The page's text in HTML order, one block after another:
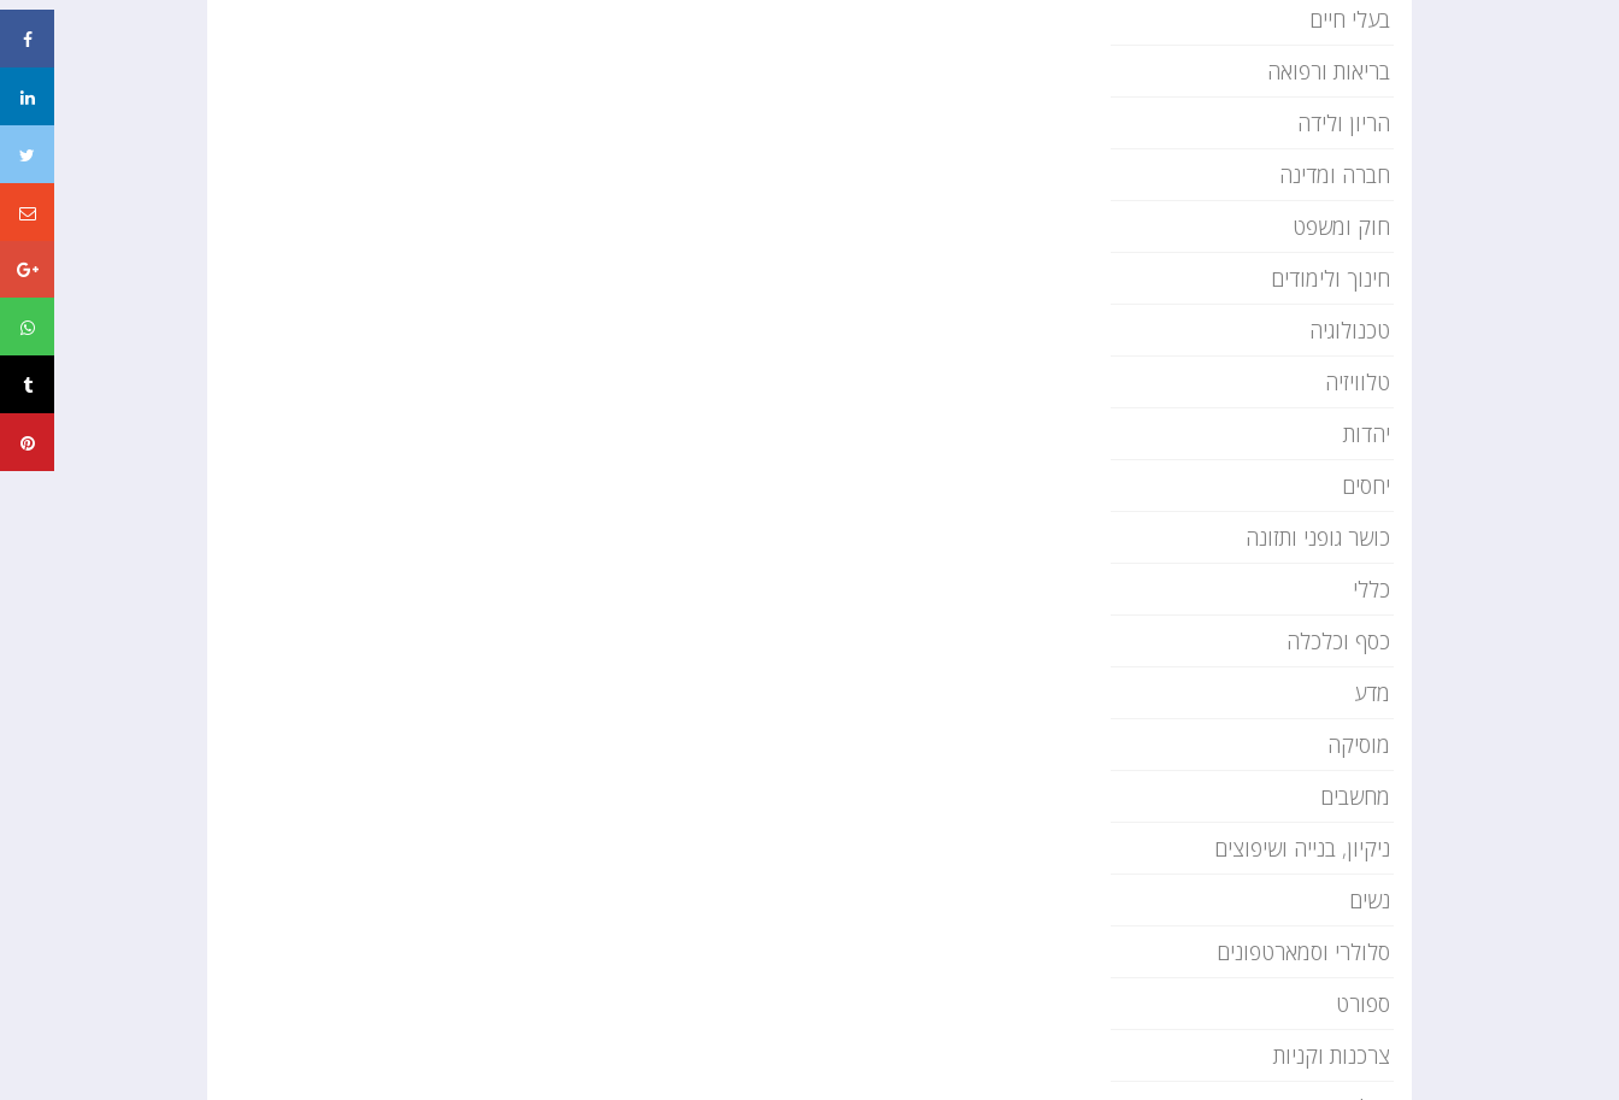
בעלי חיים
בריאות ורפואה
הריון ולידה
חברה ומדינה
חוק ומשפט
חינוך ולימודים
טכנולוגיה
טלוויזיה
יהדות
יחסים
כושר גופני ותזונה
כללי
כסף וכלכלה
מדע
מוסיקה
מחשבים
ניקיון, בנייה ושיפוצים
נשים
סלולרי וסמארטפונים
ספורט
צרכנות וקניות